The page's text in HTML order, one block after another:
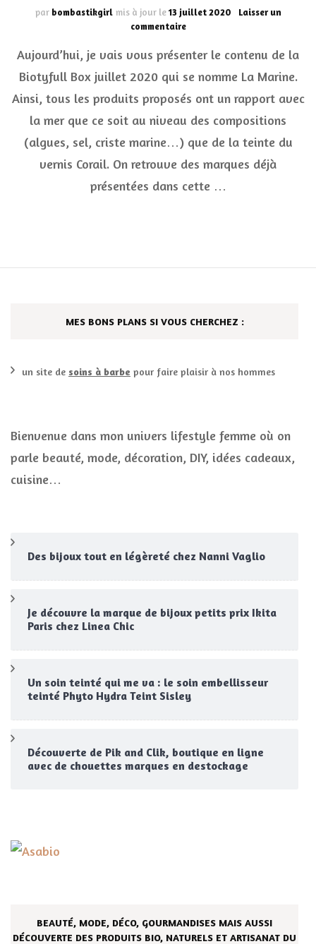
par bombastikgirl mis à jour le13 juillet 2020
Laisser un
commentairesur
Biotyfull
juillet
2020
La
Marine
Aujourd’hui, je vais vous présenter le contenu de la
Biotyfull Box juillet 2020 qui se nomme La Marine.
Ainsi, tous les produits proposés ont un rapport avec
la mer que ce soit au niveau des compositions
(algues, sel, criste marine…) que de la teinte du
vernis Corail. On retrouve des marques déjà
présentées dans cette …
MES BONS PLANS SI VOUS CHERCHEZ :
un site de soins à barbe pour faire plaisir à nos hommes
Bienvenue dans mon univers lifestyle femme où on
parle beauté, mode, décoration, DIY, idées cadeaux,
cuisine…
Des bijoux tout en légèreté chez Nanni Vaglio
Je découvre la marque de bijoux petits prix Ikita
Paris chez Linea Chic
Un soin teinté qui me va : le soin embellisseur
teinté Phyto Hydra Teint Sisley
Découverte de Pik and Clik, boutique en ligne
avec de chouettes marques en destockage
BEAUTÉ, MODE, DÉCO, GOURMANDISES MAIS AUSSI
DÉCOUVERTE DES PRODUITS BIO, NATURELS ET ARTISANAT DU